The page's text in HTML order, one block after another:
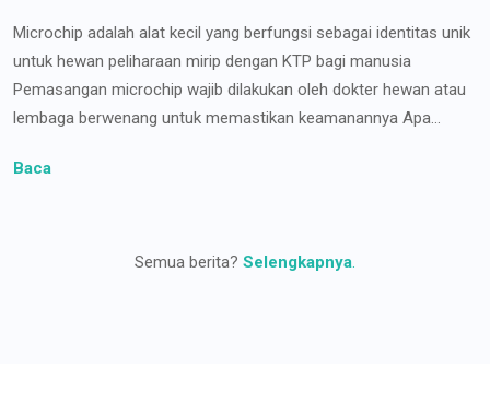
Microchip adalah alat kecil yang berfungsi sebagai identitas unik
untuk hewan peliharaan mirip dengan KTP bagi manusia
Pemasangan microchip wajib dilakukan oleh dokter hewan atau
lembaga berwenang untuk memastikan keamanannya Apa...
Baca
Semua berita? Selengkapnya